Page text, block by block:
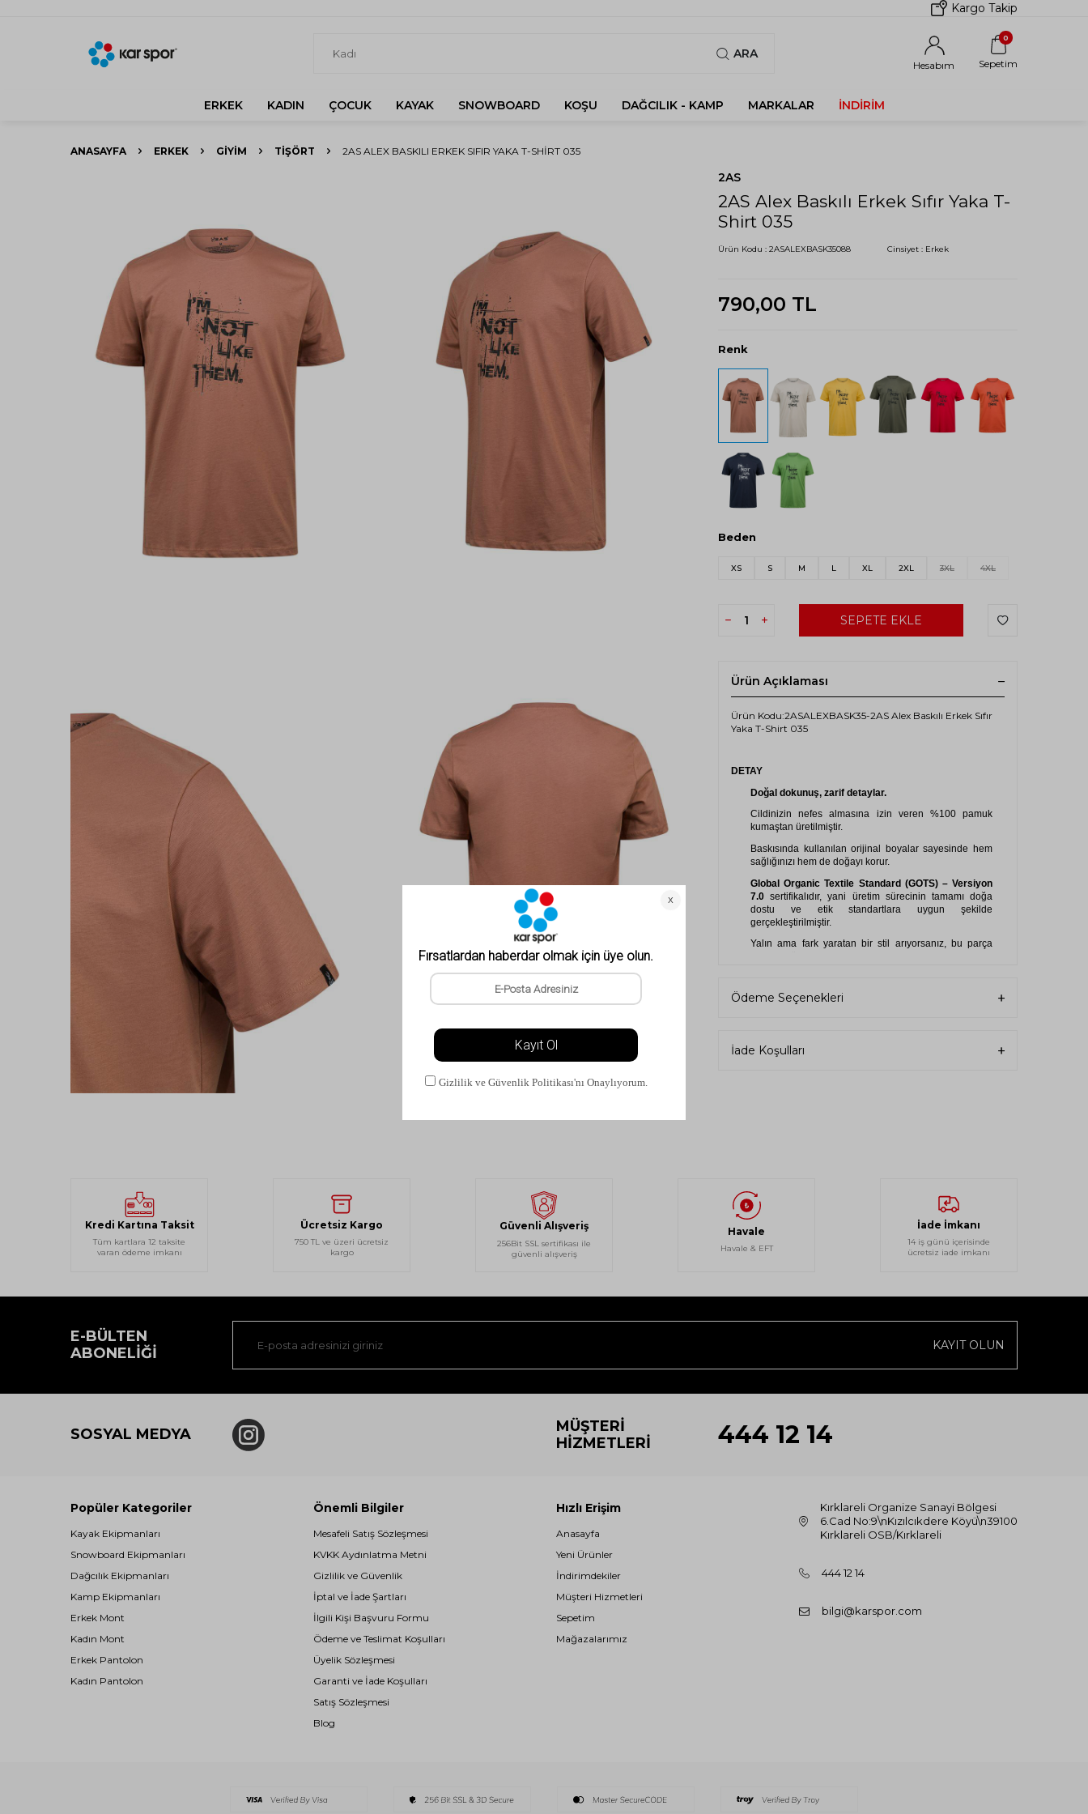
Kargo Takip
ARA
Hesabım
0
Sepetim
ERKEK KADIN ÇOCUK KAYAK SNOWBOARD KOŞU DAĞCILIK - KAMP MARKALAR İNDIRIM
ANASAYFA ERKEK GIYIM TIŞÖRT 2AS ALEX BASKILI ERKEK SIFIR YAKA T-SHIRT 035
2AS
2AS Alex Baskılı Erkek Sıfır Yaka T-
Shirt 035
Ürün Kodu : 2ASALEXBASK35088 Cinsiyet : Erkek
790,00 TL
Renk
Beden
XS S M L XL 2XL 3XL 4XL
SEPETE EKLE
Ürün Açıklaması
Ürün Kodu:2ASALEXBASK35-2AS Alex Baskılı Erkek Sıfır
Yaka T-Shirt 035
DETAY
Doğal dokunuş, zarif detaylar.
Cildinizin nefes almasına izin veren %100 pamuk
kumaştan üretilmiştir.
Baskısında kullanılan orijinal boyalar sayesinde hem
sağlığınızı hem de doğayı korur.
Global Organic Textile Standard (GOTS) – Versiyon
7.0 sertifikalıdır, yani üretim sürecinin tamamı doğa
dostu ve etik standartlara uygun şekilde
gerçekleştirilmiştir.
Yalın ama fark yaratan bir stil arıyorsanız, bu parça
Ödeme Seçenekleri
İade Koşulları
Kredi Kartına Taksit
Tüm kartlara 12 taksite
varan ödeme imkanı
Ücretsiz Kargo
750 TL ve üzeri ücretsiz
kargo
Güvenli Alışveriş
256Bit SSL sertifikası ile
güvenli alışveriş
Havale
Havale & EFT
İade İmkanı
14 iş günü içerisinde
ücretsiz iade imkanı
E-BÜLTEN
ABONELIĞI
KAYIT OLUN
SOSYAL MEDYA
MÜŞTERI
HIZMETLERI
444 12 14
Popüler Kategoriler
Kayak Ekipmanları
Snowboard Ekipmanları
Dağcılık Ekipmanları
Kamp Ekipmanları
Erkek Mont
Kadın Mont
Erkek Pantolon
Kadın Pantolon
Önemli Bilgiler
Mesafeli Satış Sözleşmesi
KVKK Aydınlatma Metni
Gizlilik ve Güvenlik
İptal ve İade Şartları
İlgili Kişi Başvuru Formu
Ödeme ve Teslimat Koşulları
Üyelik Sözleşmesi
Garanti ve İade Koşulları
Satış Sözleşmesi
Blog
Hızlı Erişim
Anasayfa
Yeni Ürünler
İndirimdekiler
Müşteri Hizmetleri
Sepetim
Mağazalarımız
Kırklareli Organize Sanayi Bölgesi
6.Cad No:9\nKızılcıkdere Köyü\n39100
Kırklareli OSB/Kırklareli
444 12 14
bilgi@karspor.com